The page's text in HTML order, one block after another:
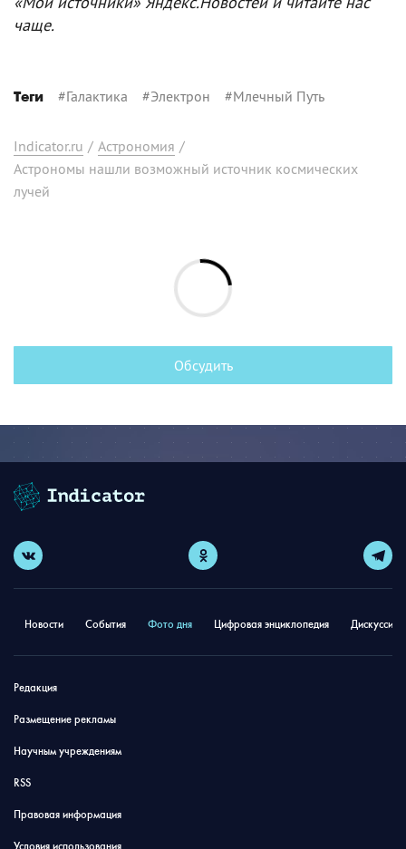
чаще.
Теги #Галактика #Электрон #Млечный Путь
Indicator.ru / Астрономия /
Астрономы нашли возможный источник космических
лучей
Обсудить
Новости События Фото дня Цифровая энциклопедия
Редакция
Размещение рекламы
Научным учреждениям
RSS
Правовая информация
Условия использования